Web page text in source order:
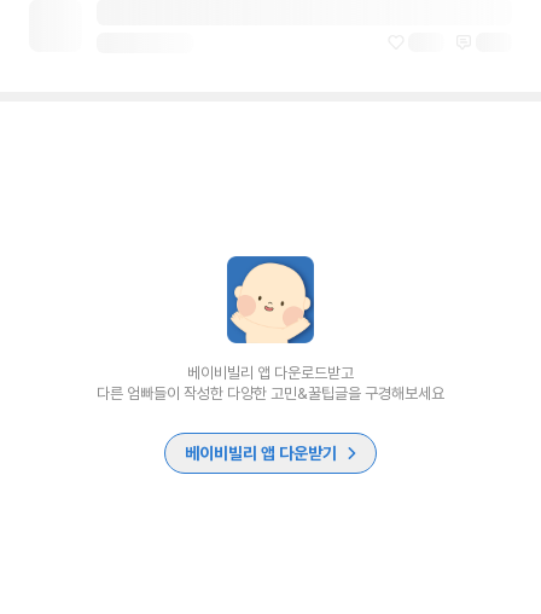
베이비빌리 앱 다운로드받고
다른 엄빠들이 작성한 다양한 고민&꿀팁글을 구경해보세요
베이비빌리 앱 다운받기